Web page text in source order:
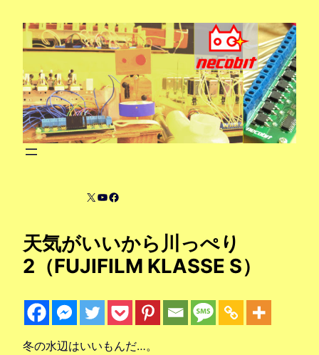
X YouTube
Facebook
天気がいいから川っぺり
2（FUJIFILM KLASSE S）
冬の水辺はいいもんだ…。